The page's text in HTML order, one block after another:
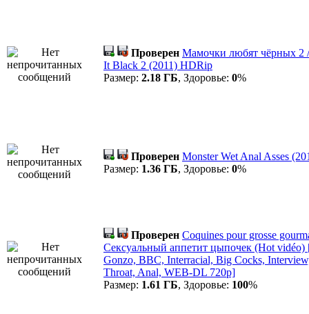
Проверен Мамочки любят чёрных 2
It Black 2 (2011) HDRip
Размер: 2.18 ГБ, Здоровье: 0%
Проверен Monster Wet Anal Asses
Размер: 1.36 ГБ, Здоровье: 0%
Проверен Coquines pour grosse
Сексуальный аппетит цыпочек (Hot vidéo)
Gonzo, BBC, Interracial, Big Cocks,
Throat, Anal, WEB-DL 720p]
Размер: 1.61 ГБ, Здоровье: 100%